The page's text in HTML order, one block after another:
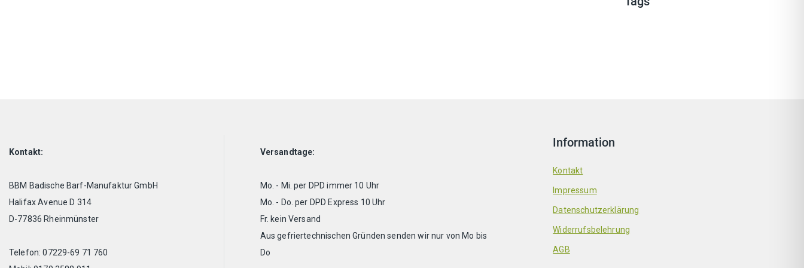
Kontakt:
BBM Badische Barf-Manufaktur GmbH
Halifax Avenue D 314
D-77836 Rheinmünster
Telefon: 07229-69 71 760
Versandtage:
Mo. - Mi. per DPD immer 10 Uhr
Mo. - Do. per DPD Express 10 Uhr
Fr. kein Versand
Aus gefriertechnischen Gründen senden wir nur von Mo bis
Do
Information
Kontakt
Impressum
Datenschutzerklärung
Widerrufsbelehrung
AGB